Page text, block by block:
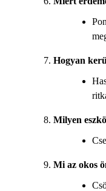
Hogyan
Milyen
Mi az okos